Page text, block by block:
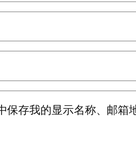
保存我的显示名称、邮箱